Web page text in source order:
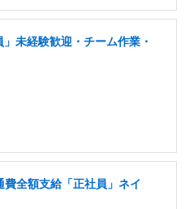
未経験歓迎・チーム作業・
費全額支給「正社員」ネイ